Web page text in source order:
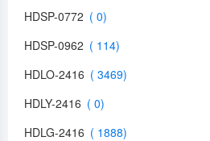
HDSP-0772
HDSP-0962
HDLO-2416
HDLY-2416
HDLG-2416